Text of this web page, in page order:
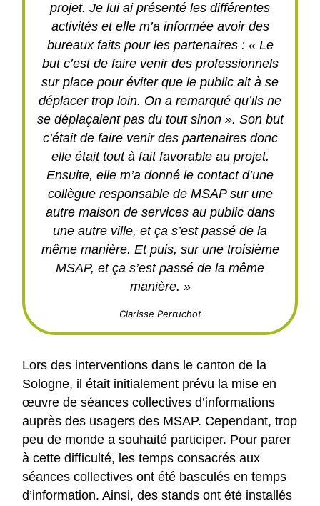
projet. Je lui ai présenté les différentes
activités et elle m’a informée avoir des
bureaux faits pour les partenaires : « Le
but c’est de faire venir des professionnels
sur place pour éviter que le public ait à se
déplacer trop loin. On a remarqué qu’ils ne
se déplaçaient pas du tout sinon ». Son but
c’était de faire venir des partenaires donc
elle était tout à fait favorable au projet.
Ensuite, elle m’a donné le contact d’une
collègue responsable de MSAP sur une
autre maison de services au public dans
une autre ville, et ça s’est passé de la
même manière. Et puis, sur une troisième
MSAP, et ça s’est passé de la même
manière. »
Clarisse Perruchot
Lors des interventions dans le canton de la
Sologne, il était initialement prévu la mise en
œuvre de séances collectives d’informations
auprès des usagers des MSAP. Cependant, trop
peu de monde a souhaité participer. Pour parer
à cette difficulté, les temps consacrés aux
séances collectives ont été basculés en temps
d’information. Ainsi, des stands ont été installés